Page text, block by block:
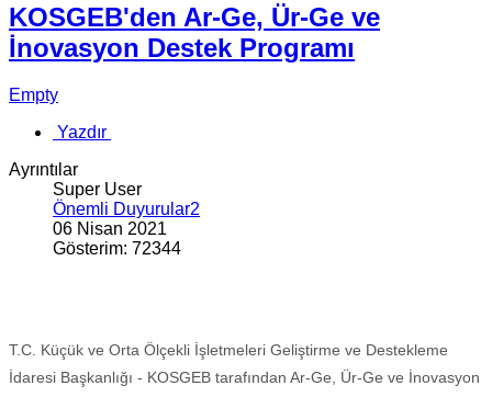
KOSGEB'den Ar-Ge, Ür-Ge ve
İnovasyon Destek Programı
Empty
Yazdır
Ayrıntılar
Super User
Önemli Duyurular2
06 Nisan 2021
Gösterim: 72344
T.C. Küçük ve Orta Ölçekli İşletmeleri Geliştirme ve Destekleme
İdaresi Başkanlığı - KOSGEB tarafından Ar-Ge, Ür-Ge ve İnovasyon